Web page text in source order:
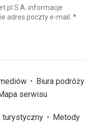
S.A. informacje
adres poczty e-mail. *
Biura podróży
serwisu
turystyczny
Metody